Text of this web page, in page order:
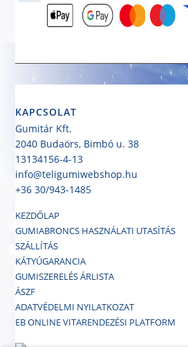
KAPCSOLAT
Gumitár Kft.
2040 Budaörs, Bimbó u. 38
13134156-4-13
info@teligumiwebshop.hu
+36 30/943-1485
KEZDŐLAP
GUMIABRONCS HASZNÁLATI UTASÍTÁS
SZÁLLÍTÁS
KÁTYÚGARANCIA
GUMISZERELÉS ÁRLISTA
ÁSZF
ADATVÉDELMI NYILATKOZAT
EB ONLINE VITARENDEZÉSI PLATFORM